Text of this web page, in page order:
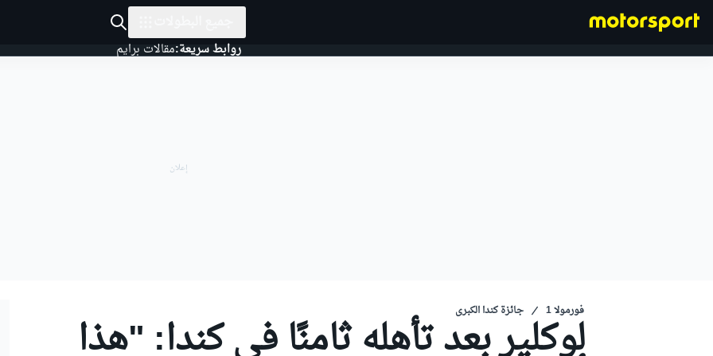
روابط سريعة:مقالات برايم
فورمولا 1 جائزة كندا الكبرى
لوكلير بعد تأهله ثامنًا في كندا: "هذا